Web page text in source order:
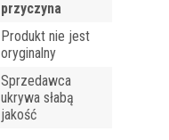
przyczyna
Produkt nie jest
oryginalny
Sprzedawca
ukrywa słabą
jakość